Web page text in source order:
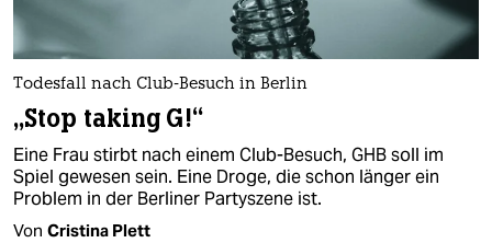
Todesfall nach Club-Besuch in Berlin
„Stop taking G!“
Eine Frau stirbt nach einem Club-Besuch, GHB soll im
Spiel gewesen sein. Eine Droge, die schon länger ein
Problem in der Berliner Partyszene ist.
Von Cristina Plett